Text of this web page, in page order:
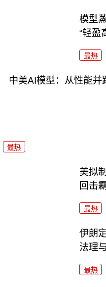
模型
“轻盈
最热
中美AI模型：从性能并
最热
美拟
回击
最热
伊朗
法理
最热